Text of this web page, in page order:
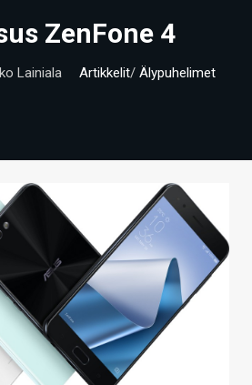
ZenFone 4
Lainiala Artikkelit/ Älypuhelimet